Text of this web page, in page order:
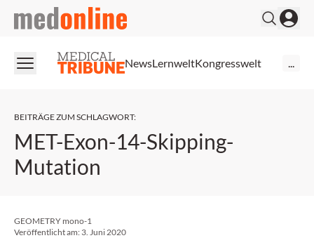
medonline
NewsLernweltKongresswelt
BEITRÄGE ZUM SCHLAGWORT:
MET-Exon-14-Skipping-
Mutation
GEOMETRY mono-1
Veröffentlicht am: 3. Juni 2020